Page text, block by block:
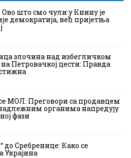
што смо чули у Книну је
демократија, већ пријетња
злочина над избегличком
Петровачкој цести: Правда
МОЛ: Преговори са продавцем
органима напредују
фази
до Сребренице: Како се
Украјина